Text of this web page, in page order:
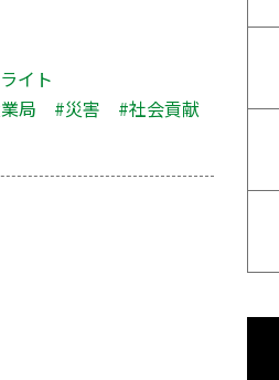
イト
局 #災害
#社会貢献